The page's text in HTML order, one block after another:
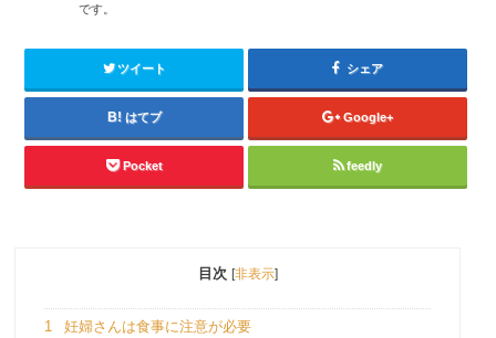
です。
ツイート シェア
はてブ Google+
Pocket feedly
目次 [非表示]
1 妊婦さんは食事に注意が必要